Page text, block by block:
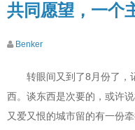
共同愿望，一个
Benker
转眼间又到了8月份了，
西。谈东西是次要的，或许
又爱又恨的城市留的有一